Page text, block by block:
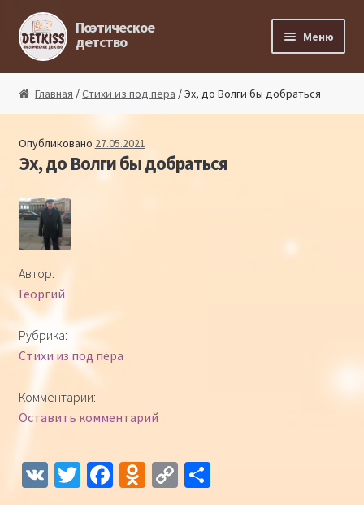
Перейти к навигации
Перейти к содержимому
Поэтическое
детство Меню
Поэтический ликбез
Поэтический блог
Детская философия
Интернет-конкурс чтецов «Созвучие 2018»
Наши участники и победители
Главная /Стихи из под пера / Эх, до Волги бы добраться
Опубликовано 27.05.2021
Эх, до Волги бы добраться
Автор:
Георгий
Рубрика:
Стихи из под пера
Комментарии:
Оставить комментарий
V T Fa O C О